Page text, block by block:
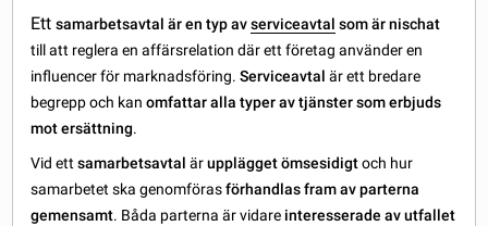
Ettsamarbetsavtal är en typ avserviceavtal som är nischat
till att reglera en affärsrelation där ett företag använder en
influencer för marknadsföring.Serviceavtal är ett bredare
begrepp och kanomfattar alla typer av tjänster som erbjuds
mot ersättning.
Vid ettsamarbetsavtal ärupplägget ömsesidigtoch hur
samarbetet ska genomförasförhandlas fram av parterna
gemensamt. Båda parterna är vidare interesserade av utfallet